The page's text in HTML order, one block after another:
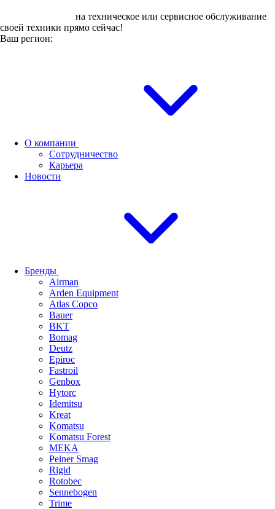
на техническое или сервисное обслуживание
своей техники прямо сейчас!
Ваш регион:
О компании
Сотрудничество
Карьера
Новости
Бренды
Airman
Arden Equipment
Atlas Сopco
Bauer
BKT
Bomag
Deutz
Epiroc
Fastroil
Genbox
Hytorc
Idemitsu
Kreat
Komatsu
Komatsu Forest
MEKA
Peiner Smag
Rigid
Rotobec
Sennebogen
Trime